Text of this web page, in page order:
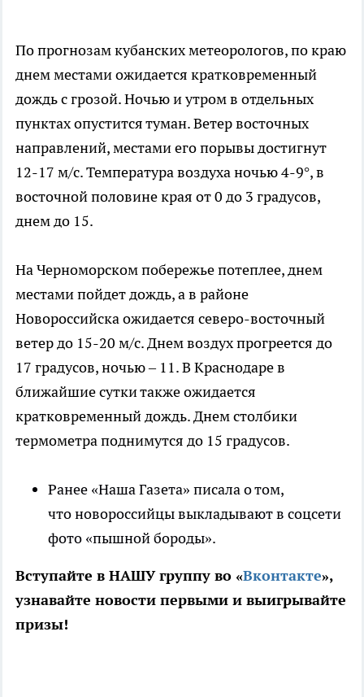
По прогнозам кубанских метеорологов, по краю
днем местами ожидается кратковременный
дождь с грозой. Ночью и утром в отдельных
пунктах опустится туман. Ветер восточных
направлений, местами его порывы достигнут
12-17 м/с. Температура воздуха ночью 4-9°, в
восточной половине края от 0 до 3 градусов,
днем до 15.
На Черноморском побережье потеплее, днем
местами пойдет дождь, а в районе
Новороссийска ожидается северо-восточный
ветер до 15-20 м/с. Днем воздух прогреется до
17 градусов, ночью – 11. В Краснодаре в
ближайшие сутки также ожидается
кратковременный дождь. Днем столбики
термометра поднимутся до 15 градусов.
Ранее «Наша Газета» писала о том,
что новороссийцы выкладывают в соцсети
фото «пышной бороды».
Вступайте в НАШУ группу во «Вконтакте»,
узнавайте новости первыми и выигрывайте
призы!